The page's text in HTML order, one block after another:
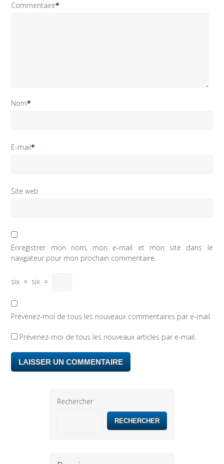
Commentaire*
Nom*
E-mail*
Site web
Enregistrer mon nom, mon e-mail et mon site dans le
navigateur pour mon prochain commentaire.
six × six =
Prévenez-moi de tous les nouveaux commentaires par e-mail.
Prévenez-moi de tous les nouveaux articles par e-mail.
Rechercher
RECHERCHER